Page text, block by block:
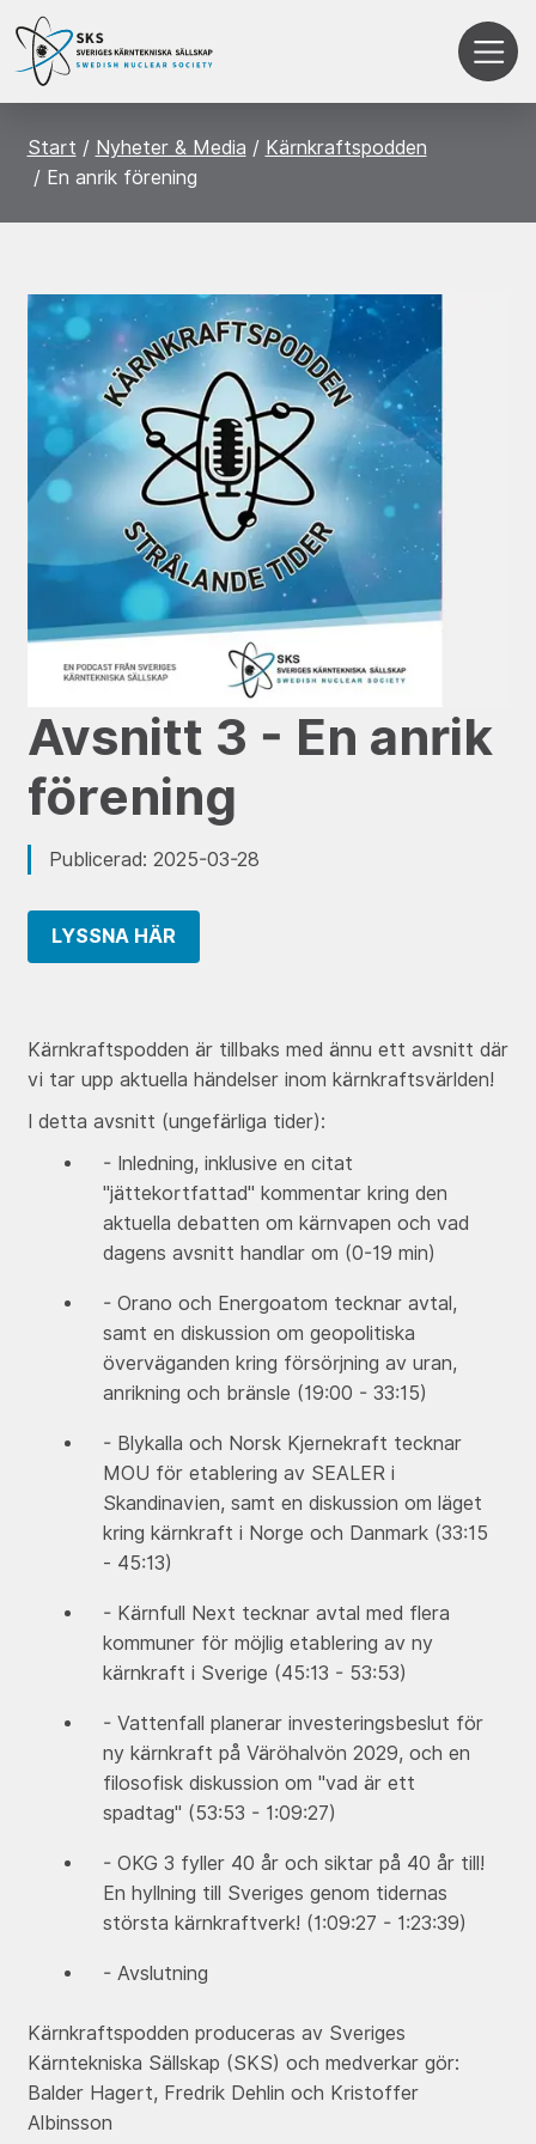
Start Nyheter & Media
Kärnkraftspodden
En anrik förening
Avsnitt 3 - En anrik
förening
Publicerad: 2025-03-28
LYSSNA HÄR
Kärnkraftspodden är tillbaks med ännu ett avsnitt där
vi tar upp aktuella händelser inom kärnkraftsvärlden!
I detta avsnitt (ungefärliga tider):
- Inledning, inklusive en citat
"jättekortfattad" kommentar kring den
aktuella debatten om kärnvapen och vad
dagens avsnitt handlar om (0-19 min)
- Orano och Energoatom tecknar avtal,
samt en diskussion om geopolitiska
överväganden kring försörjning av uran,
anrikning och bränsle (19:00 - 33:15)
- Blykalla och Norsk Kjernekraft tecknar
MOU för etablering av SEALER i
Skandinavien, samt en diskussion om läget
kring kärnkraft i Norge och Danmark (33:15
- 45:13)
- Kärnfull Next tecknar avtal med flera
kommuner för möjlig etablering av ny
kärnkraft i Sverige (45:13 - 53:53)
- Vattenfall planerar investeringsbeslut för
ny kärnkraft på Väröhalvön 2029, och en
filosofisk diskussion om "vad är ett
spadtag" (53:53 - 1:09:27)
- OKG 3 fyller 40 år och siktar på 40 år till!
En hyllning till Sveriges genom tidernas
största kärnkraftverk! (1:09:27 - 1:23:39)
- Avslutning
Kärnkraftspodden produceras av Sveriges
Kärntekniska Sällskap (SKS) och medverkar gör:
Balder Hagert, Fredrik Dehlin och Kristoffer
Albinsson